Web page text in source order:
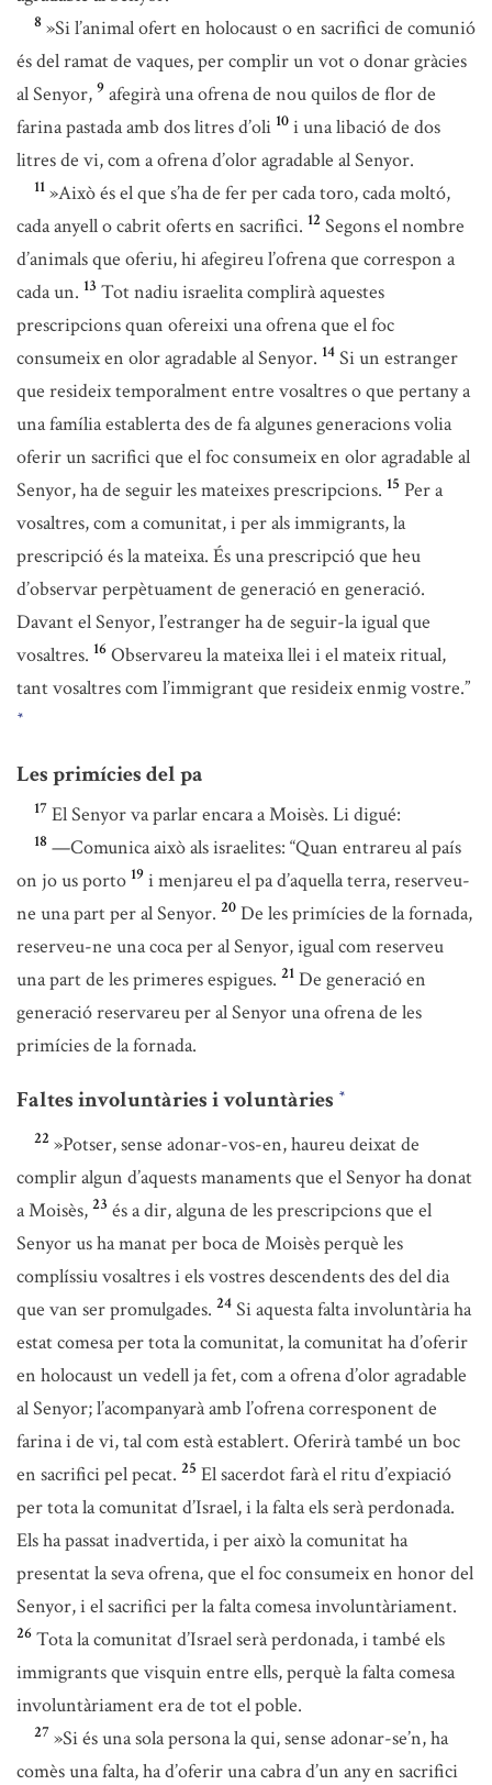
8 »Si l’animal ofert en holocaust o en sacrifici de comunió
és del ramat de vaques, per complir un vot o donar gràcies
al Senyor, 9 afegirà una ofrena de nou quilos de flor de
farina pastada amb dos litres d’oli 10 i una libació de dos
litres de vi, com a ofrena d’olor agradable al Senyor.
11 »Això és el que s’ha de fer per cada toro, cada moltó,
cada anyell o cabrit oferts en sacrifici. 12 Segons el nombre
d’animals que oferiu, hi afegireu l’ofrena que correspon a
cada un. 13 Tot nadiu israelita complirà aquestes
prescripcions quan ofereixi una ofrena que el foc
consumeix en olor agradable al Senyor. 14 Si un estranger
que resideix temporalment entre vosaltres o que pertany a
una família establerta des de fa algunes generacions volia
oferir un sacrifici que el foc consumeix en olor agradable al
Senyor, ha de seguir les mateixes prescripcions. 15 Per a
vosaltres, com a comunitat, i per als immigrants, la
prescripció és la mateixa. És una prescripció que heu
d’observar perpètuament de generació en generació.
Davant el Senyor, l’estranger ha de seguir-la igual que
vosaltres. 16 Observareu la mateixa llei i el mateix ritual,
tant vosaltres com l’immigrant que resideix enmig vostre.”
*
Les primícies del pa
17 El Senyor va parlar encara a Moisès. Li digué:
18 —Comunica això als israelites: “Quan entrareu al país
on jo us porto 19 i menjareu el pa d’aquella terra, reserveu-
ne una part per al Senyor. 20 De les primícies de la fornada,
reserveu-ne una coca per al Senyor, igual com reserveu
una part de les primeres espigues. 21 De generació en
generació reservareu per al Senyor una ofrena de les
primícies de la fornada.
Faltes involuntàries i voluntàries *
22 »Potser, sense adonar-vos-en, haureu deixat de
complir algun d’aquests manaments que el Senyor ha donat
a Moisès, 23 és a dir, alguna de les prescripcions que el
Senyor us ha manat per boca de Moisès perquè les
complíssiu vosaltres i els vostres descendents des del dia
que van ser promulgades. 24 Si aquesta falta involuntària ha
estat comesa per tota la comunitat, la comunitat ha d’oferir
en holocaust un vedell ja fet, com a ofrena d’olor agradable
al Senyor; l’acompanyarà amb l’ofrena corresponent de
farina i de vi, tal com està establert. Oferirà també un boc
en sacrifici pel pecat. 25 El sacerdot farà el ritu d’expiació
per tota la comunitat d’Israel, i la falta els serà perdonada.
Els ha passat inadvertida, i per això la comunitat ha
presentat la seva ofrena, que el foc consumeix en honor del
Senyor, i el sacrifici per la falta comesa involuntàriament.
26 Tota la comunitat d’Israel serà perdonada, i també els
immigrants que visquin entre ells, perquè la falta comesa
involuntàriament era de tot el poble.
27 »Si és una sola persona la qui, sense adonar-se’n, ha
comès una falta, ha d’oferir una cabra d’un any en sacrifici